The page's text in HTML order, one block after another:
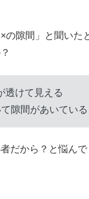
の隙間」と聞いた
透けて見える
隙間があいている
だから？と悩ん